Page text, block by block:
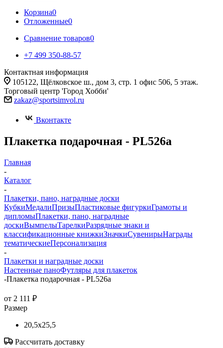
Корзина0
Отложенные0
Сравнение товаров0
+7 499 350-88-57
Контактная информация
105122, Щёлковское ш., дом 3, стр. 1 офис 506, 5 этаж.
Торговый центр 'Город Хобби'
zakaz@sportsimvol.ru
Вконтакте
Плакетка подарочная - PL526a
Главная
-
Каталог
-
Плакетки, пано, наградные доски
КубкиМедалиПризыПластиковые фигуркиГрамоты и
дипломыПлакетки, пано, наградные
доскиВымпелыТарелкиРазрядные знаки и
классификационные книжкиЗначкиСувенирыНаграды
тематическиеПерсонализация
-
Плакетки и наградные доски
Настенные паноФутляры для плакеток
-Плакетка подарочная - PL526a
от 2 111 ₽
Размер
20,5x25,5
Рассчитать доставку